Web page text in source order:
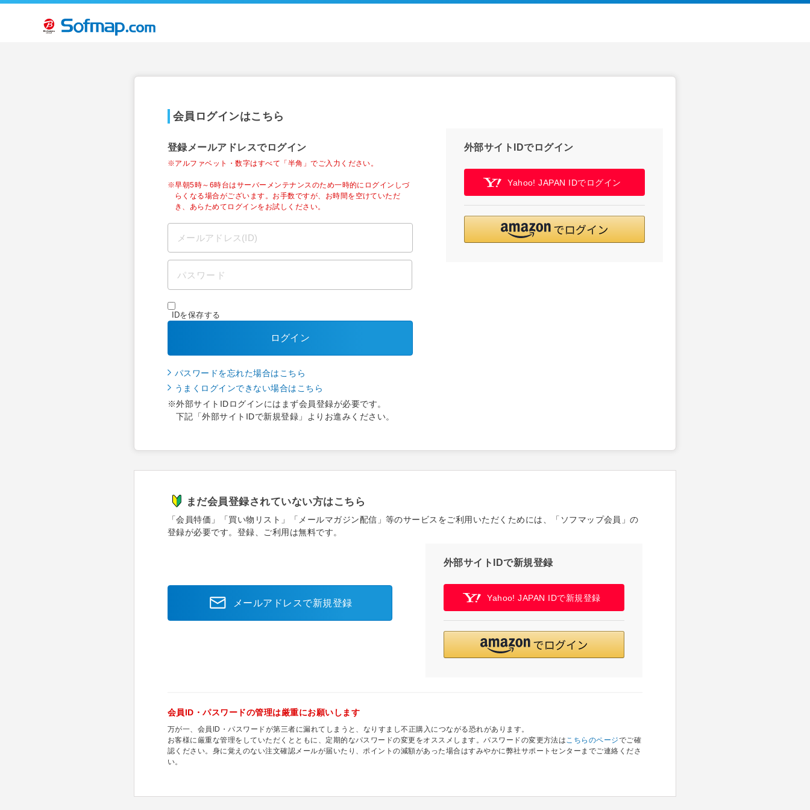
会員ログインはこちら
登録メールアドレスでログイン
※アルファベット・数字はすべて「半角」でご入力ください。
※早朝5時～6時台はサーバーメンテナンスのため一時的にログインしづ
らくなる場合がございます。お手数ですが、お時間を空けていただ
き、あらためてログインをお試しください。
IDを保存する
ログイン
パスワードを忘れた場合はこちら
うまくログインできない場合はこちら
※外部サイトIDログインにはまず会員登録が必要です。
下記「外部サイトIDで新規登録」よりお進みください。
外部サイトIDでログイン
Yahoo! JAPAN IDでログイン
まだ会員登録されていない方はこちら
「会員特価」「買い物リスト」「メールマガジン配信」等のサービスをご利用いただくためには、「ソフマップ会員」の
登録が必要です。登録、ご利用は無料です。
メールアドレスで新規登録
外部サイトIDで新規登録
Yahoo! JAPAN IDで新規登録
会員ID・パスワードの管理は厳重にお願いします
万が一、会員ID・パスワードが第三者に漏れてしまうと、なりすまし不正購入につながる恐れがあります。
お客様に厳重な管理をしていただくとともに、定期的なパスワードの変更をオススメします。パスワードの変更方法はこちらのページでご確
認ください。身に覚えのない注文確認メールが届いたり、ポイントの減額があった場合はすみやかに弊社サポートセンターまでご連絡くださ
い。